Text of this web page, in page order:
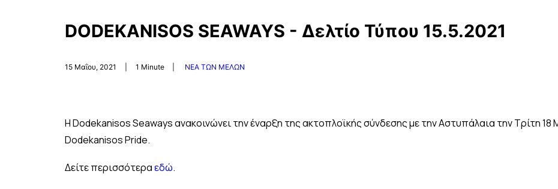
DODEKANISOS SEAWAYS - Δελτίο Τύπου 15.5.2021
15 Μαΐου, 2021 1 Minute ΝΕΑ ΤΩΝ ΜΕΛΩΝ
Η Dodekanisos Seaways ανακοινώνει την έναρξη της ακτοπλοϊκής σύνδεσης με την Αστυπάλαια την Τρίτη
Dodekanisos Pride.
Δείτε περισσότεραεδώ.